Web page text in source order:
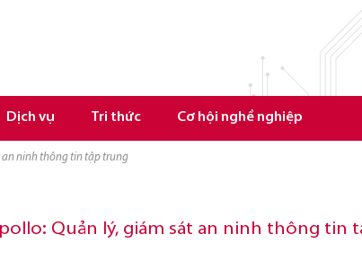
Dịch vụ Tri thức Cơ hội nghề nghiệp
an ninh thông tin tập trung
Quản lý, giám sát an ninh thông tin